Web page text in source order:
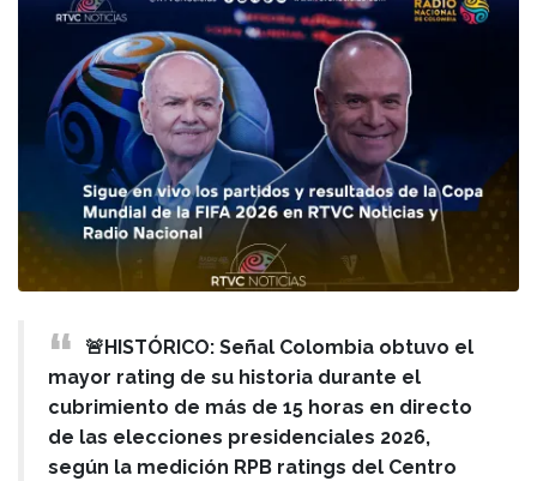
🚨HISTÓRICO: Señal Colombia obtuvo el
mayor rating de su historia durante el
cubrimiento de más de 15 horas en directo
de las elecciones presidenciales 2026,
según la medición RPB ratings del Centro